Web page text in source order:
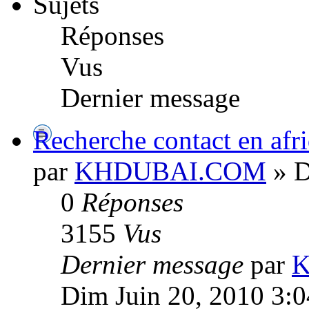
Réponses
Vus
Dernier message
Recherche contact en
par KHDUBAI.COM »
0 Réponses
3155 Vus
Dernier message par
Dim Juin 20, 2010